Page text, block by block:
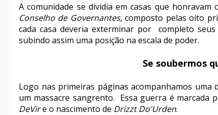
A comunidade se dividia em casas que
Conselho de Governantes, composto pelas oito
cada casa deveria exterminar por completo
subindo assim uma posição na escala de poder.
Se soubermos
Logo nas primeiras páginas acompanhamos uma
um massacre sangrento. Essa guerra é marcada
DeVire o nascimento de Drizzt Do'Urden.